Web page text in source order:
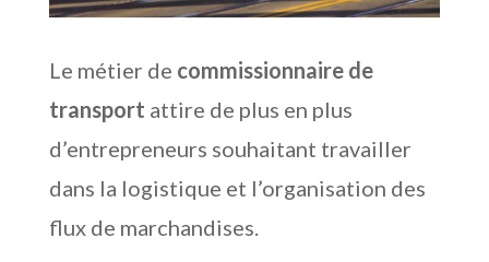
Le métier de commissionnaire de
transport attire de plus en plus
d’entrepreneurs souhaitant travailler
dans la logistique et l’organisation des
flux de marchandises.